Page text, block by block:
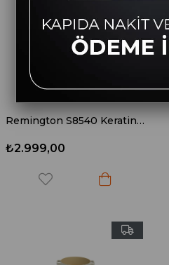
Remington S8540 Keratin Protect Keratin Korumalı Saç Düzleştirici
₺2.999,00